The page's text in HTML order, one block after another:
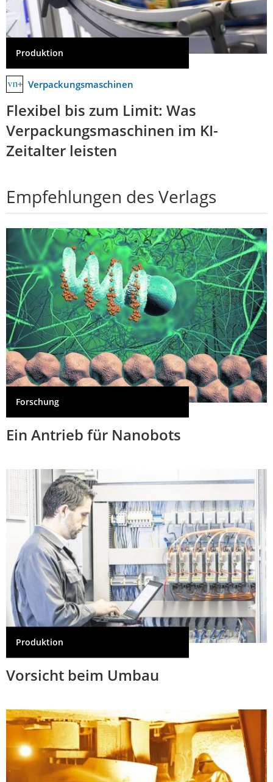
Produktion
Verpackungsmaschinen
Flexibel bis zum Limit: Was
Verpackungsmaschinen im KI-
Zeitalter leisten
Empfehlungen des Verlags
Forschung
Ein Antrieb für Nanobots
Produktion
Vorsicht beim Umbau